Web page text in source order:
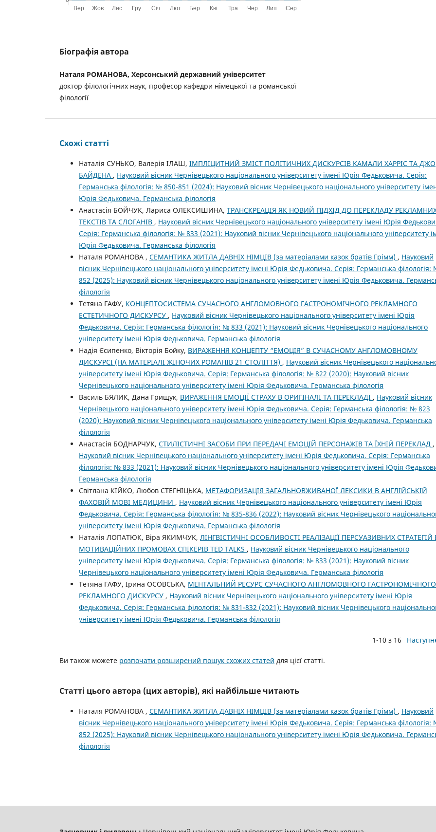
Біографія автора
Наталя РОМАНОВА, Херсонський державний університет
доктор філологічних наук, професор кафедри німецької та романської
філології
Схожі статті
Наталія СУНЬКО, Валерія ІЛАШ, ІМПЛІЦИТНИЙ ЗМІСТ ПОЛІТИЧНИХ ДИСКУРСІВ КАМАЛИ ХАРРІС ТА ДЖО
БАЙДЕНА , Науковий вісник Чернівецького національного університету імені Юрія Федьковича. Серія:
Германська філологія: № 850-851 (2024): Науковий вісник Чернівецького національного університету
Юрія Федьковича. Германська філологія
Анастасія БОЙЧУК, Лариса ОЛЕКСИШИНА, ТРАНСКРЕАЦІЯ ЯК НОВИЙ ПІДХІД ДО ПЕРЕКЛАДУ
ТЕКСТІВ ТА СЛОГАНІВ , Науковий вісник Чернівецького національного університету імені Юрія
Серія: Германська філологія: № 833 (2021): Науковий вісник Чернівецького національного університету
Юрія Федьковича. Германська філологія
Наталя РОМАНОВА , СЕМАНТИКА ЖИТЛА ДАВНІХ НІМЦІВ (за матеріалами казок братів Грімм) , Науковий
вісник Чернівецького національного університету імені Юрія Федьковича. Серія: Германська філологія:
852 (2025): Науковий вісник Чернівецького національного університету імені Юрія Федьковича.
філологія
Тетяна ГАФУ, КОНЦЕПТОСИСТЕМА СУЧАСНОГО АНГЛОМОВНОГО ГАСТРОНОМІЧНОГО РЕКЛАМНОГО
ЕСТЕТИЧНОГО ДИСКУРСУ , Науковий вісник Чернівецького національного університету імені Юрія
Федьковича. Серія: Германська філологія: № 833 (2021): Науковий вісник Чернівецького національного
університету імені Юрія Федьковича. Германська філологія
Надія Єсипенко, Вікторія Бойку, ВИРАЖЕННЯ КОНЦЕПТУ “ЕМОЦІЯ” В СУЧАСНОМУ АНГЛОМОВНОМУ
ДИСКУРСІ (НА МАТЕРІАЛІ ЖІНОЧИХ РОМАНІВ 21 СТОЛІТТЯ) , Науковий вісник Чернівецького
університету імені Юрія Федьковича. Серія: Германська філологія: № 822 (2020): Науковий вісник
Чернівецького національного університету імені Юрія Федьковича. Германська філологія
Василь БЯЛИК, Дана Грищук, ВИРАЖЕННЯ ЕМОЦІЇ СТРАХУ В ОРИГІНАЛІ ТА ПЕРЕКЛАДІ , Науковий вісник
Чернівецького національного університету імені Юрія Федьковича. Серія: Германська філологія: № 823
(2020): Науковий вісник Чернівецького національного університету імені Юрія Федьковича. Германська
філологія
Анастасія БОДНАРЧУК, СТИЛІСТИЧНІ ЗАСОБИ ПРИ ПЕРЕДАЧІ ЕМОЦІЙ ПЕРСОНАЖІВ ТА ЇХНІЙ ПЕРЕКЛАД ,
Науковий вісник Чернівецького національного університету імені Юрія Федьковича. Серія: Германська
філологія: № 833 (2021): Науковий вісник Чернівецького національного університету імені Юрія
Германська філологія
Світлана КІЙКО, Любов СТЕГНІЦЬКА, МЕТАФОРИЗАЦІЯ ЗАГАЛЬНОВЖИВАНОЇ ЛЕКСИКИ В АНГЛІЙСЬКІЙ
ФАХОВІЙ МОВІ МЕДИЦИНИ , Науковий вісник Чернівецького національного університету імені Юрія
Федьковича. Серія: Германська філологія: № 835-836 (2022): Науковий вісник Чернівецького
університету імені Юрія Федьковича. Германська філологія
Наталія ЛОПАТЮК, Віра ЯКИМЧУК, ЛІНГВІСТИЧНІ ОСОБЛИВОСТІ РЕАЛІЗАЦІЇ ПЕРСУАЗИВНИХ СТРАТЕГІЙ
МОТИВАЦІЙНИХ ПРОМОВАХ СПІКЕРІВ TED TALKS , Науковий вісник Чернівецького національного
університету імені Юрія Федьковича. Серія: Германська філологія: № 833 (2021): Науковий вісник
Чернівецького національного університету імені Юрія Федьковича. Германська філологія
Тетяна ГАФУ, Ірина ОСОВСЬКА, МЕНТАЛЬНИЙ РЕСУРС СУЧАСНОГО АНГЛОМОВНОГО ГАСТРОНОМІЧНОГО
РЕКЛАМНОГО ДИСКУРСУ , Науковий вісник Чернівецького національного університету імені Юрія
Федьковича. Серія: Германська філологія: № 831-832 (2021): Науковий вісник Чернівецького
університету імені Юрія Федьковича. Германська філологія
1-10 з 16
Ви також можете розпочати розширений пошук схожих статей для цієї статті.
Статті цього автора (цих авторів), які найбільше читають
Наталя РОМАНОВА , СЕМАНТИКА ЖИТЛА ДАВНІХ НІМЦІВ (за матеріалами казок братів Грімм) , Науковий
вісник Чернівецького національного університету імені Юрія Федьковича. Серія: Германська філологія:
852 (2025): Науковий вісник Чернівецького національного університету імені Юрія Федьковича.
філологія